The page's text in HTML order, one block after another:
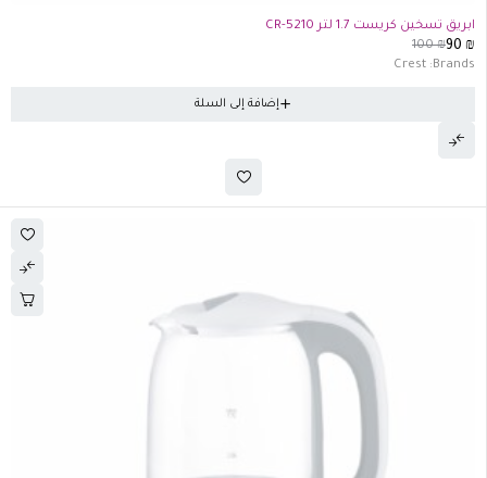
ابريق تسخين كريست 1.7 لتر CR-5210
100₪90
Brands:
Crest
إضافة إلى السلة